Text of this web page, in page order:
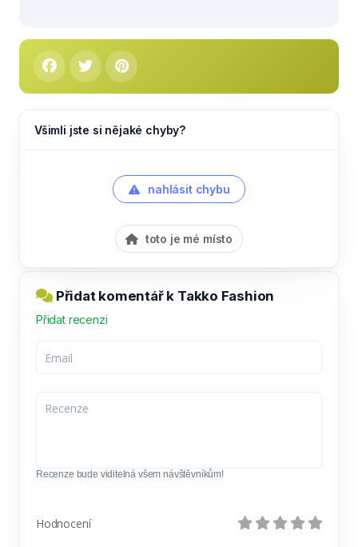
Všimli jste si nějaké chyby?
nahlásit chybu
toto je mé místo
Přidat komentář k Takko Fashion
Přidat recenzi
Recenze bude viditelná všem návštěvníkům!
Hodnocení